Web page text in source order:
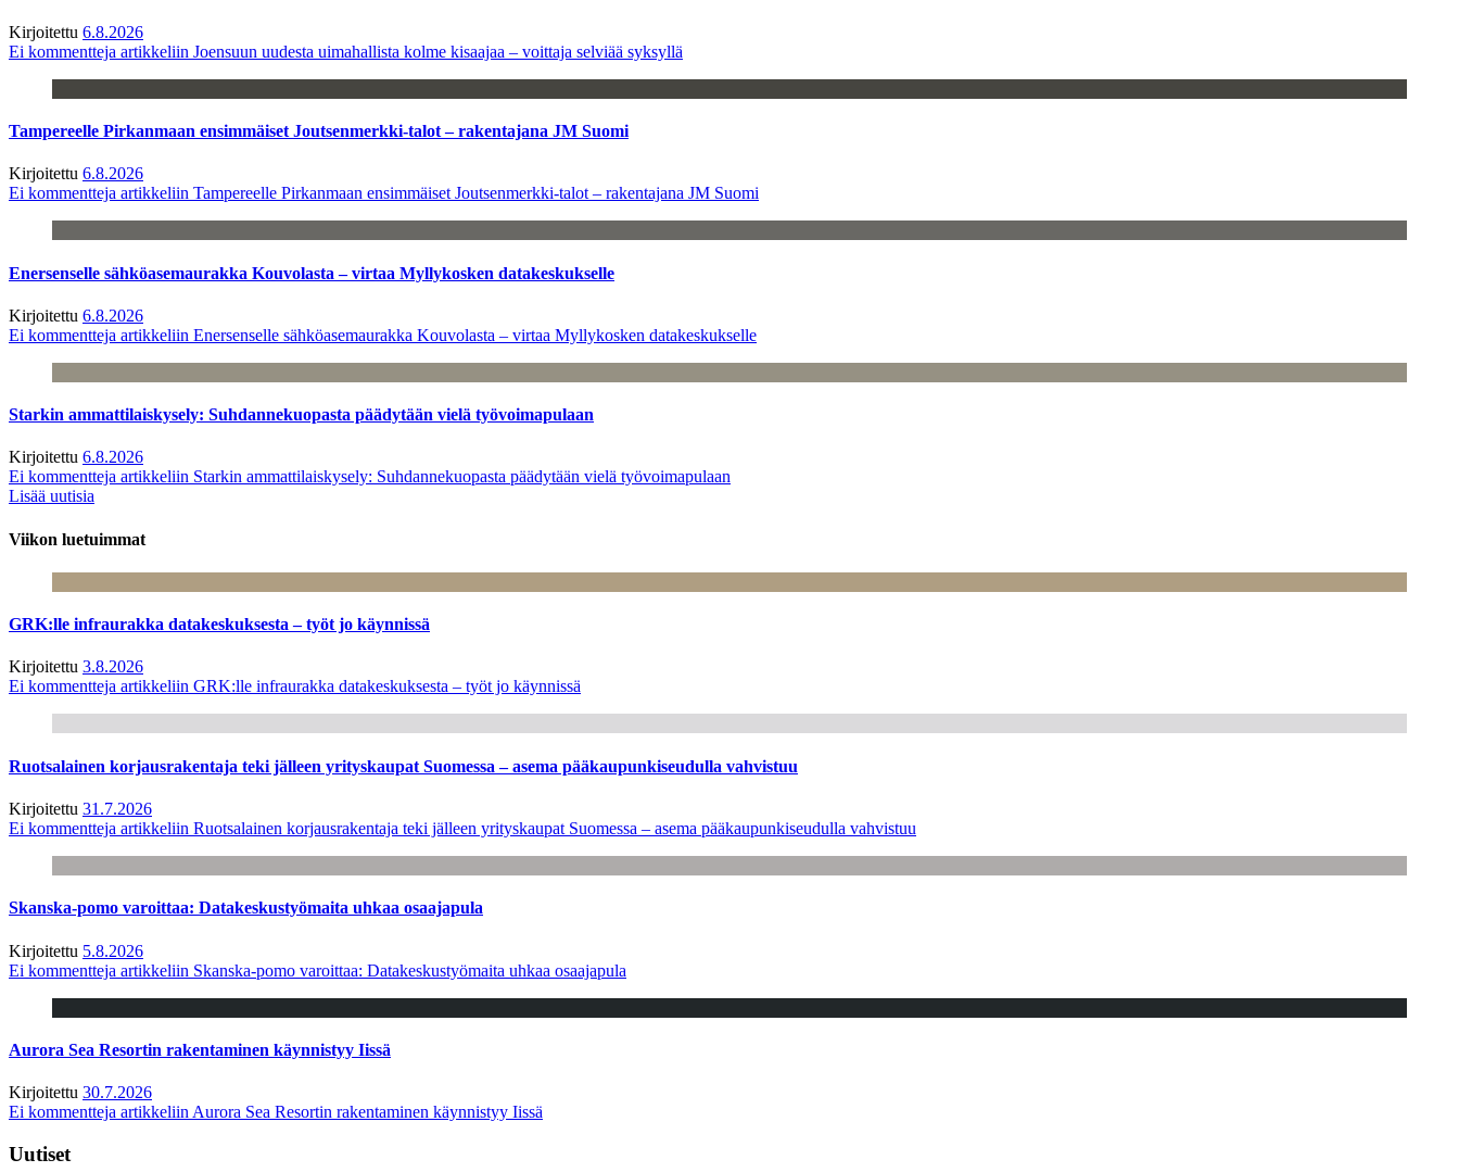
Kirjoitettu 6.8.2026
Ei kommentteja artikkeliin Joensuun uudesta uimahallista kolme kisaajaa – voittaja selviää syksyllä
Tampereelle Pirkanmaan ensimmäiset Joutsenmerkki-talot – rakentajana JM Suomi
Kirjoitettu 6.8.2026
Ei kommentteja artikkeliin Tampereelle Pirkanmaan ensimmäiset Joutsenmerkki-talot – rakentajana JM Suomi
Enersenselle sähköasemaurakka Kouvolasta – virtaa Myllykosken datakeskukselle
Kirjoitettu 6.8.2026
Ei kommentteja artikkeliin Enersenselle sähköasemaurakka Kouvolasta – virtaa Myllykosken datakeskukselle
Starkin ammattilaiskysely: Suhdannekuopasta päädytään vielä työvoimapulaan
Kirjoitettu 6.8.2026
Ei kommentteja artikkeliin Starkin ammattilaiskysely: Suhdannekuopasta päädytään vielä työvoimapulaan
Lisää uutisia
Viikon luetuimmat
GRK:lle infraurakka datakeskuksesta – työt jo käynnissä
Kirjoitettu 3.8.2026
Ei kommentteja artikkeliin GRK:lle infraurakka datakeskuksesta – työt jo käynnissä
Ruotsalainen korjausrakentaja teki jälleen yrityskaupat Suomessa – asema pääkaupunkiseudulla vahvistuu
Kirjoitettu 31.7.2026
Ei kommentteja artikkeliin Ruotsalainen korjausrakentaja teki jälleen yrityskaupat Suomessa – asema pääkaupunkiseudulla vahvistuu
Skanska-pomo varoittaa: Datakeskustyömaita uhkaa osaajapula
Kirjoitettu 5.8.2026
Ei kommentteja artikkeliin Skanska-pomo varoittaa: Datakeskustyömaita uhkaa osaajapula
Aurora Sea Resortin rakentaminen käynnistyy Iissä
Kirjoitettu 30.7.2026
Ei kommentteja artikkeliin Aurora Sea Resortin rakentaminen käynnistyy Iissä
Uutiset